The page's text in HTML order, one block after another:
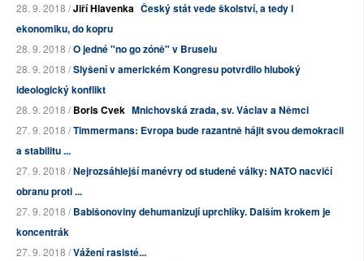
28. 9. 2018 /Jiří Hlavenka Český stát vede školství, a tedy i
ekonomiku, do kopru
28. 9. 2018 /O jedné "no go zóně" v Bruselu
28. 9. 2018 /Slyšení v americkém Kongresu potvrdilo hluboký
ideologický konflikt
28. 9. 2018 /Boris Cvek Mnichovská zrada, sv. Václav a Němci
27. 9. 2018 /Timmermans: Evropa bude razantně hájit svou demokracii
a stabilitu ...
27. 9. 2018 /Nejrozsáhlejší manévry od studené války: NATO nacvičí
obranu proti ...
27. 9. 2018 /Babišonoviny dehumanizují uprchlíky. Dalším krokem je
koncentrák
27. 9. 2018 /Vážení rasisté...